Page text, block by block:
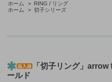
ホーム > RING / リング
ホーム
> 切子シリーズ
「切子リング」
ールド